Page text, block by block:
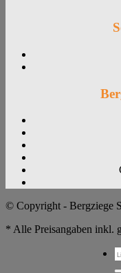
© Copyright - Bergziege
* Alle Preisangaben inkl.